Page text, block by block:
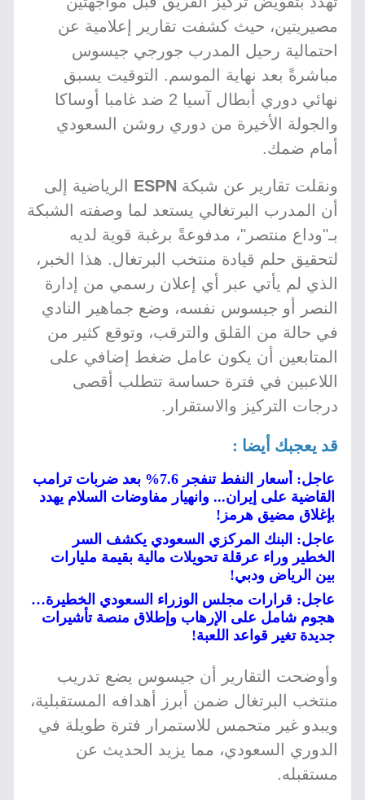
مصيريتين، حيث كشفت تقارير إعلامية عن
احتمالية رحيل المدرب جورجي جيسوس
مباشرةً بعد نهاية الموسم. التوقيت يسبق
نهائي دوري أبطال آسيا 2 ضد غامبا أوساكا
والجولة الأخيرة من دوري روشن السعودي
أمام ضمك.
ونقلت تقارير عن شبكة ESPN الرياضية إلى
أن المدرب البرتغالي يستعد لما وصفته الشبكة
بـ"وداع منتصر"، مدفوعةً برغبة قوية لديه
لتحقيق حلم قيادة منتخب البرتغال. هذا الخبر،
الذي لم يأتي عبر أي إعلان رسمي من إدارة
النصر أو جيسوس نفسه، وضع جماهير النادي
في حالة من القلق والترقب، وتوقع كثير من
المتابعين أن يكون عامل ضغط إضافي على
اللاعبين في فترة حساسة تتطلب أقصى
درجات التركيز والاستقرار.
قد يعجبك أيضا :
عاجل: أسعار النفط تنفجر 7.6% بعد ضربات ترامب
القاضية على إيران... وانهيار مفاوضات السلام يهدد
بإغلاق مضيق هرمز!
عاجل: البنك المركزي السعودي يكشف السر
الخطير وراء عرقلة تحويلات مالية بقيمة مليارات
بين الرياض ودبي!
عاجل: قرارات مجلس الوزراء السعودي الخطيرة…
هجوم شامل على الإرهاب وإطلاق منصة تأشيرات
جديدة تغير قواعد اللعبة!
وأوضحت التقارير أن جيسوس يضع تدريب
منتخب البرتغال ضمن أبرز أهدافه المستقبلية،
ويبدو غير متحمس للاستمرار فترة طويلة في
الدوري السعودي، مما يزيد الحديث عن
مستقبله.